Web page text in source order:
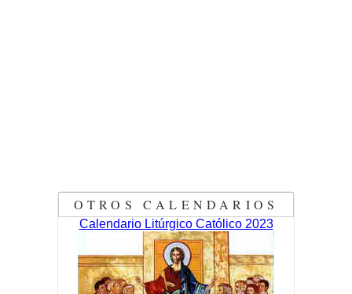
OTROS CALENDARIOS
Calendario Litúrgico Católico 2023